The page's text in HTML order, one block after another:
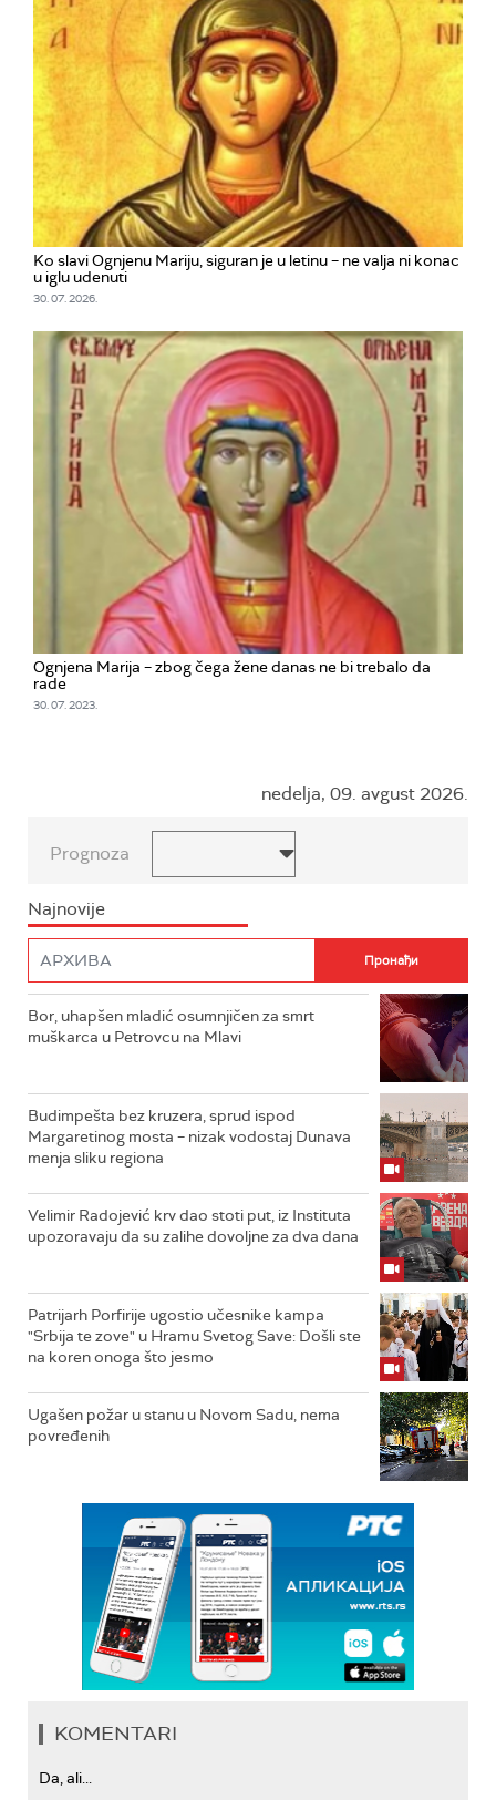
Ko slavi Ognjenu Mariju, siguran je u letinu – ne valja ni konac
u iglu udenuti
30. 07. 2026.
Ognjena Marija – zbog čega žene danas ne bi trebalo da
rade
30. 07. 2023.
nedelja, 09. avgust 2026.
Prognoza
Najnovije
Bor, uhapšen mladić osumnjičen za smrt
muškarca u Petrovcu na Mlavi
Budimpešta bez kruzera, sprud ispod
Margaretinog mosta – nizak vodostaj Dunava
menja sliku regiona
Velimir Radojević krv dao stoti put, iz Instituta
upozoravaju da su zalihe dovoljne za dva dana
Patrijarh Porfirije ugostio učesnike kampa
"Srbija te zove" u Hramu Svetog Save: Došli ste
na koren onoga što jesmo
Ugašen požar u stanu u Novom Sadu, nema
povređenih
KOMENTARI
Da, ali...